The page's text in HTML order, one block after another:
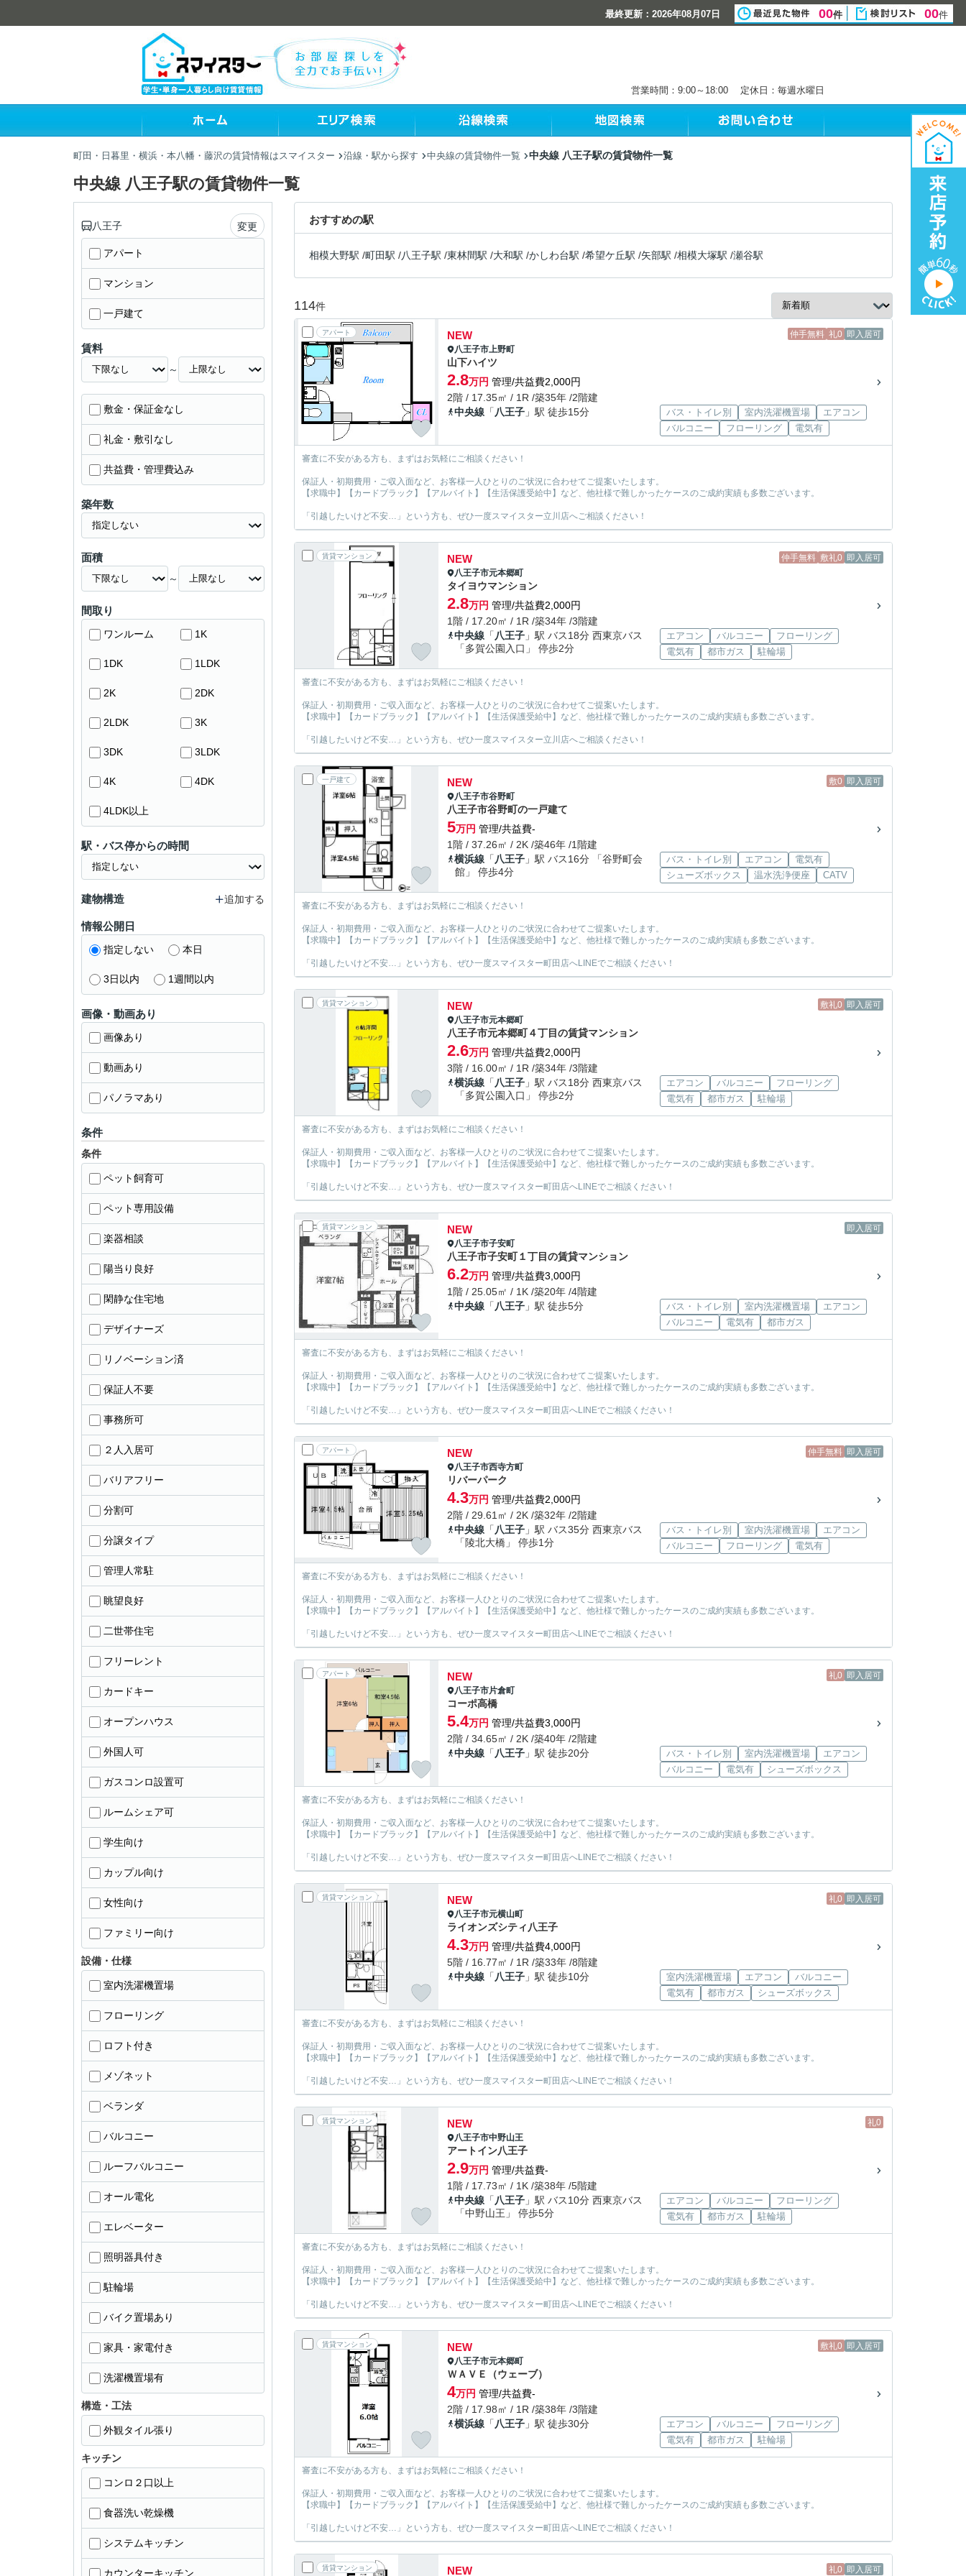
最終更新：2026年08月07日 00件 00件
営業時間：9:00～18:00 定休日：毎週水曜日
町田・日暮里・横浜・本八幡・藤沢の賃貸情報はスマイスター 沿線・駅から探す 中央線の賃貸物件一覧 中央線 八王子駅の賃貸物件一覧
中央線 八王子駅の賃貸物件一覧
おすすめの駅
相模大野駅 /町田駅 /八王子駅 /東林間駅 /大和駅 /かしわ台駅 /希望ケ丘駅 /矢部駅 /相模大塚駅 /瀬谷駅
114件
アパート 仲手無料 礼0 即入居可
NEW
八王子市上野町
山下ハイツ
2.8万円 管理/共益費2,000円
2階 / 17.35㎡ / 1R /築35年 /2階建
中央線 「 八王子 」駅 徒歩15分 バス・トイレ別 室内洗濯機置場
エアコン
バルコニー
フローリング 電気有
審査に不安がある方も、まずはお気軽にご相談ください！
保証人・初期費用・ご収入面など、お客様一人ひとりのご状況に合わせてご提案いたします。
【求職中】【カードブラック】【アルバイト】【生活保護受給中】など、他社様で難しかったケースのご成約実績も多数ございます。
「引越したいけど不安…」という方も、ぜひ一度スマイスター立川店へご相談ください！
賃貸マンション 仲手無料 敷礼0 即入居可
NEW
八王子市元本郷町
タイヨウマンション
2.8万円 管理/共益費2,000円
1階 / 17.20㎡ / 1R /築34年 /3階建
中央線 「 八王子 」駅 バス18分 西東京バス
「多賀公園入口」 停歩2分
エアコン バルコニー
フローリング
電気有
都市ガス 駐輪場
審査に不安がある方も、まずはお気軽にご相談ください！
保証人・初期費用・ご収入面など、お客様一人ひとりのご状況に合わせてご提案いたします。
【求職中】【カードブラック】【アルバイト】【生活保護受給中】など、他社様で難しかったケースのご成約実績も多数ございます。
「引越したいけど不安…」という方も、ぜひ一度スマイスター立川店へご相談ください！
一戸建て 敷0 即入居可
NEW
八王子市谷野町
八王子市谷野町の一戸建て
5万円 管理/共益費-
1階 / 37.26㎡ / 2K /築46年 /1階建
横浜線 「 八王子 」駅 バス16分 「谷野町会
館」 停歩4分
バス・トイレ別 エアコン
電気有
シューズボックス
温水洗浄便座 CATV
審査に不安がある方も、まずはお気軽にご相談ください！
保証人・初期費用・ご収入面など、お客様一人ひとりのご状況に合わせてご提案いたします。
【求職中】【カードブラック】【アルバイト】【生活保護受給中】など、他社様で難しかったケースのご成約実績も多数ございます。
「引越したいけど不安…」という方も、ぜひ一度スマイスター町田店へLINEでご相談ください！
賃貸マンション 敷礼0 即入居可
NEW
八王子市元本郷町
八王子市元本郷町４丁目の賃貸マンション
2.6万円 管理/共益費2,000円
3階 / 16.00㎡ / 1R /築34年 /3階建
横浜線 「 八王子 」駅 バス18分 西東京バス
「多賀公園入口」 停歩2分
エアコン バルコニー
フローリング
電気有
都市ガス 駐輪場
審査に不安がある方も、まずはお気軽にご相談ください！
保証人・初期費用・ご収入面など、お客様一人ひとりのご状況に合わせてご提案いたします。
【求職中】【カードブラック】【アルバイト】【生活保護受給中】など、他社様で難しかったケースのご成約実績も多数ございます。
「引越したいけど不安…」という方も、ぜひ一度スマイスター町田店へLINEでご相談ください！
賃貸マンション 即入居可
NEW
八王子市子安町
八王子市子安町１丁目の賃貸マンション
6.2万円 管理/共益費3,000円
1階 / 25.05㎡ / 1K /築20年 /4階建
中央線 「 八王子 」駅 徒歩5分 バス・トイレ別 室内洗濯機置場
エアコン
バルコニー
電気有 都市ガス
審査に不安がある方も、まずはお気軽にご相談ください！
保証人・初期費用・ご収入面など、お客様一人ひとりのご状況に合わせてご提案いたします。
【求職中】【カードブラック】【アルバイト】【生活保護受給中】など、他社様で難しかったケースのご成約実績も多数ございます。
「引越したいけど不安…」という方も、ぜひ一度スマイスター町田店へLINEでご相談ください！
アパート 仲手無料 即入居可
NEW
八王子市西寺方町
リバーパーク
4.3万円 管理/共益費2,000円
2階 / 29.61㎡ / 2K /築32年 /2階建
中央線 「 八王子 」駅 バス35分 西東京バス
「陵北大橋」 停歩1分
バス・トイレ別 室内洗濯機置場
エアコン
バルコニー
フローリング 電気有
審査に不安がある方も、まずはお気軽にご相談ください！
保証人・初期費用・ご収入面など、お客様一人ひとりのご状況に合わせてご提案いたします。
【求職中】【カードブラック】【アルバイト】【生活保護受給中】など、他社様で難しかったケースのご成約実績も多数ございます。
「引越したいけど不安…」という方も、ぜひ一度スマイスター町田店へLINEでご相談ください！
アパート 礼0 即入居可
NEW
八王子市片倉町
コーポ高橋
5.4万円 管理/共益費3,000円
2階 / 34.65㎡ / 2K /築40年 /2階建
中央線 「 八王子 」駅 徒歩20分 バス・トイレ別 室内洗濯機置場
エアコン
バルコニー
電気有 シューズボックス
審査に不安がある方も、まずはお気軽にご相談ください！
保証人・初期費用・ご収入面など、お客様一人ひとりのご状況に合わせてご提案いたします。
【求職中】【カードブラック】【アルバイト】【生活保護受給中】など、他社様で難しかったケースのご成約実績も多数ございます。
「引越したいけど不安…」という方も、ぜひ一度スマイスター町田店へLINEでご相談ください！
賃貸マンション 礼0 即入居可
NEW
八王子市元横山町
ライオンズシティ八王子
4.3万円 管理/共益費4,000円
5階 / 16.77㎡ / 1R /築33年 /8階建
中央線 「 八王子 」駅 徒歩10分 室内洗濯機置場 エアコン
バルコニー
電気有
都市ガス シューズボックス
審査に不安がある方も、まずはお気軽にご相談ください！
保証人・初期費用・ご収入面など、お客様一人ひとりのご状況に合わせてご提案いたします。
【求職中】【カードブラック】【アルバイト】【生活保護受給中】など、他社様で難しかったケースのご成約実績も多数ございます。
「引越したいけど不安…」という方も、ぜひ一度スマイスター町田店へLINEでご相談ください！
賃貸マンション 礼0
NEW
八王子市中野山王
アートイン八王子
2.9万円 管理/共益費-
1階 / 17.73㎡ / 1K /築38年 /5階建
中央線 「 八王子 」駅 バス10分 西東京バス
「中野山王」 停歩5分
エアコン バルコニー
フローリング
電気有
都市ガス 駐輪場
審査に不安がある方も、まずはお気軽にご相談ください！
保証人・初期費用・ご収入面など、お客様一人ひとりのご状況に合わせてご提案いたします。
【求職中】【カードブラック】【アルバイト】【生活保護受給中】など、他社様で難しかったケースのご成約実績も多数ございます。
「引越したいけど不安…」という方も、ぜひ一度スマイスター町田店へLINEでご相談ください！
賃貸マンション 敷礼0 即入居可
NEW
八王子市元本郷町
ＷＡＶＥ（ウェーブ）
4万円 管理/共益費-
2階 / 17.98㎡ / 1R /築38年 /3階建
横浜線 「 八王子 」駅 徒歩30分 エアコン バルコニー
フローリング
電気有
都市ガス 駐輪場
審査に不安がある方も、まずはお気軽にご相談ください！
保証人・初期費用・ご収入面など、お客様一人ひとりのご状況に合わせてご提案いたします。
【求職中】【カードブラック】【アルバイト】【生活保護受給中】など、他社様で難しかったケースのご成約実績も多数ございます。
「引越したいけど不安…」という方も、ぜひ一度スマイスター町田店へLINEでご相談ください！
賃貸マンション 礼0 即入居可
NEW
八王子 変更
アパート
マンション
一戸建て
賃料
～
敷金・保証金なし
礼金・敷引なし
共益費・管理費込み
築年数
面積
～
間取り
ワンルーム 1K
1DK 1LDK
2K 2DK
2LDK 3K
3DK 3LDK
4K 4DK
4LDK以上
駅・バス停からの時間
建物構造 追加する
情報公開日
指定しない 本日
3日以内 1週間以内
画像・動画あり
画像あり
動画あり
パノラマあり
条件
条件
ペット飼育可
ペット専用設備
楽器相談
陽当り良好
閑静な住宅地
デザイナーズ
リノベーション済
保証人不要
事務所可
２人入居可
バリアフリー
分割可
分譲タイプ
管理人常駐
眺望良好
二世帯住宅
フリーレント
カードキー
オープンハウス
外国人可
ガスコンロ設置可
ルームシェア可
学生向け
カップル向け
女性向け
ファミリー向け
設備・仕様
室内洗濯機置場
フローリング
ロフト付き
メゾネット
ベランダ
バルコニー
ルーフバルコニー
オール電化
エレベーター
照明器具付き
駐輪場
バイク置場あり
家具・家電付き
洗濯機置場有
構造・工法
外観タイル張り
キッチン
コンロ２口以上
食器洗い乾燥機
システムキッチン
カウンターキッチン